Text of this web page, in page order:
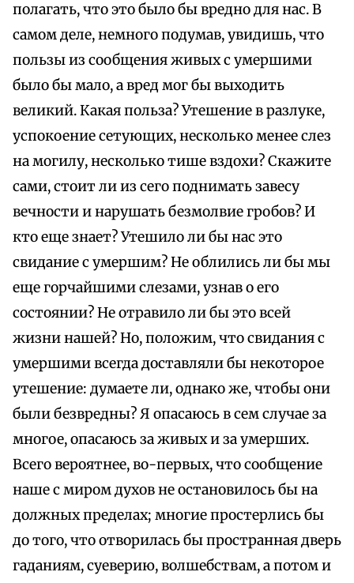
полагать, что это было бы вредно для нас. В
самом деле, немного подумав, увидишь, что
пользы из сообщения живых с умершими
было бы мало, а вред мог бы выходить
великий. Какая польза? Утешение в разлуке,
успокоение сетующих, несколько менее слез
на могилу, несколько тише вздохи? Скажите
сами, стоит ли из сего поднимать завесу
вечности и нарушать безмолвие гробов? И
кто еще знает? Утешило ли бы нас это
свидание с умершим? Не облились ли бы мы
еще горчайшими слезами, узнав о его
состоянии? Не отравило ли бы это всей
жизни нашей? Но, положим, что свидания с
умершими всегда доставляли бы некоторое
утешение: думаете ли, однако же, чтобы они
были безвредны? Я опасаюсь в сем случае за
многое, опасаюсь за живых и за умерших.
Всего вероятнее, во-первых, что сообщение
наше с миром духов не остановилось бы на
должных пределах; многие простерлись бы
до того, что отворилась бы пространная дверь
гаданиям, суеверию, волшебствам, а потом и